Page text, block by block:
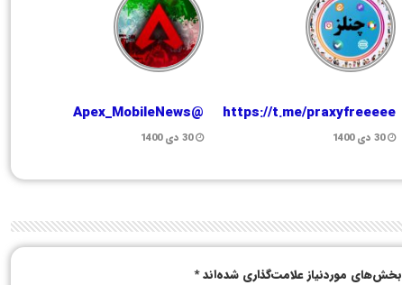
https://t.me/praxyfreeeee
30 دی 1400
@Apex_MobileNews
30 دی 1400
بخش‌های موردنیاز علامت‌گذاری شده‌اند*